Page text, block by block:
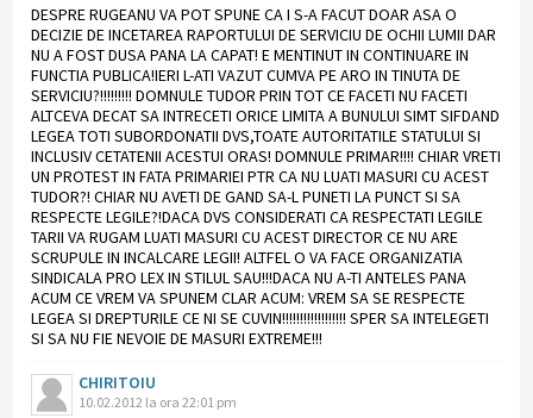
DESPRE RUGEANU VA POT SPUNE CA I S-A FACUT DOAR ASA O
DECIZIE DE INCETAREA RAPORTULUI DE SERVICIU DE OCHII LUMII DAR
NU A FOST DUSA PANA LA CAPAT! E MENTINUT IN CONTINUARE IN
FUNCTIA PUBLICA!IERI L-ATI VAZUT CUMVA PE ARO IN TINUTA DE
SERVICIU?!!!!!!!!! DOMNULE TUDOR PRIN TOT CE FACETI NU FACETI
ALTCEVA DECAT SA INTRECETI ORICE LIMITA A BUNULUI SIMT SIFDAND
LEGEA TOTI SUBORDONATII DVS,TOATE AUTORITATILE STATULUI SI
INCLUSIV CETATENII ACESTUI ORAS! DOMNULE PRIMAR!!!! CHIAR VRETI
UN PROTEST IN FATA PRIMARIEI PTR CA NU LUATI MASURI CU ACEST
TUDOR?! CHIAR NU AVETI DE GAND SA-L PUNETI LA PUNCT SI SA
RESPECTE LEGILE?!DACA DVS CONSIDERATI CA RESPECTATI LEGILE
TARII VA RUGAM LUATI MASURI CU ACEST DIRECTOR CE NU ARE
SCRUPULE IN INCALCARE LEGII! ALTFEL O VA FACE ORGANIZATIA
SINDICALA PRO LEX IN STILUL SAU!!!DACA NU A-TI ANTELES PANA
ACUM CE VREM VA SPUNEM CLAR ACUM: VREM SA SE RESPECTE
LEGEA SI DREPTURILE CE NI SE CUVIN!!!!!!!!!!!!!!!!!! SPER SA INTELEGETI
SI SA NU FIE NEVOIE DE MASURI EXTREME!!!
CHIRITOIU
10.02.2012 la ora 22:01 pm